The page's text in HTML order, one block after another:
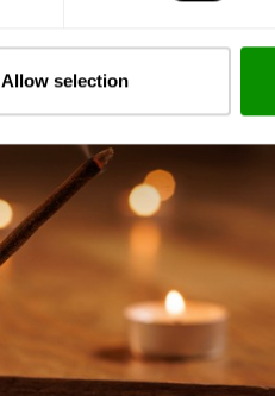
Allow selection